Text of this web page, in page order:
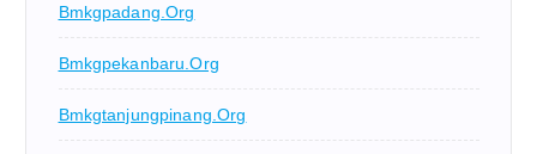
Bmkgpadang.org
Bmkgpekanbaru.org
Bmkgtanjungpinang.org